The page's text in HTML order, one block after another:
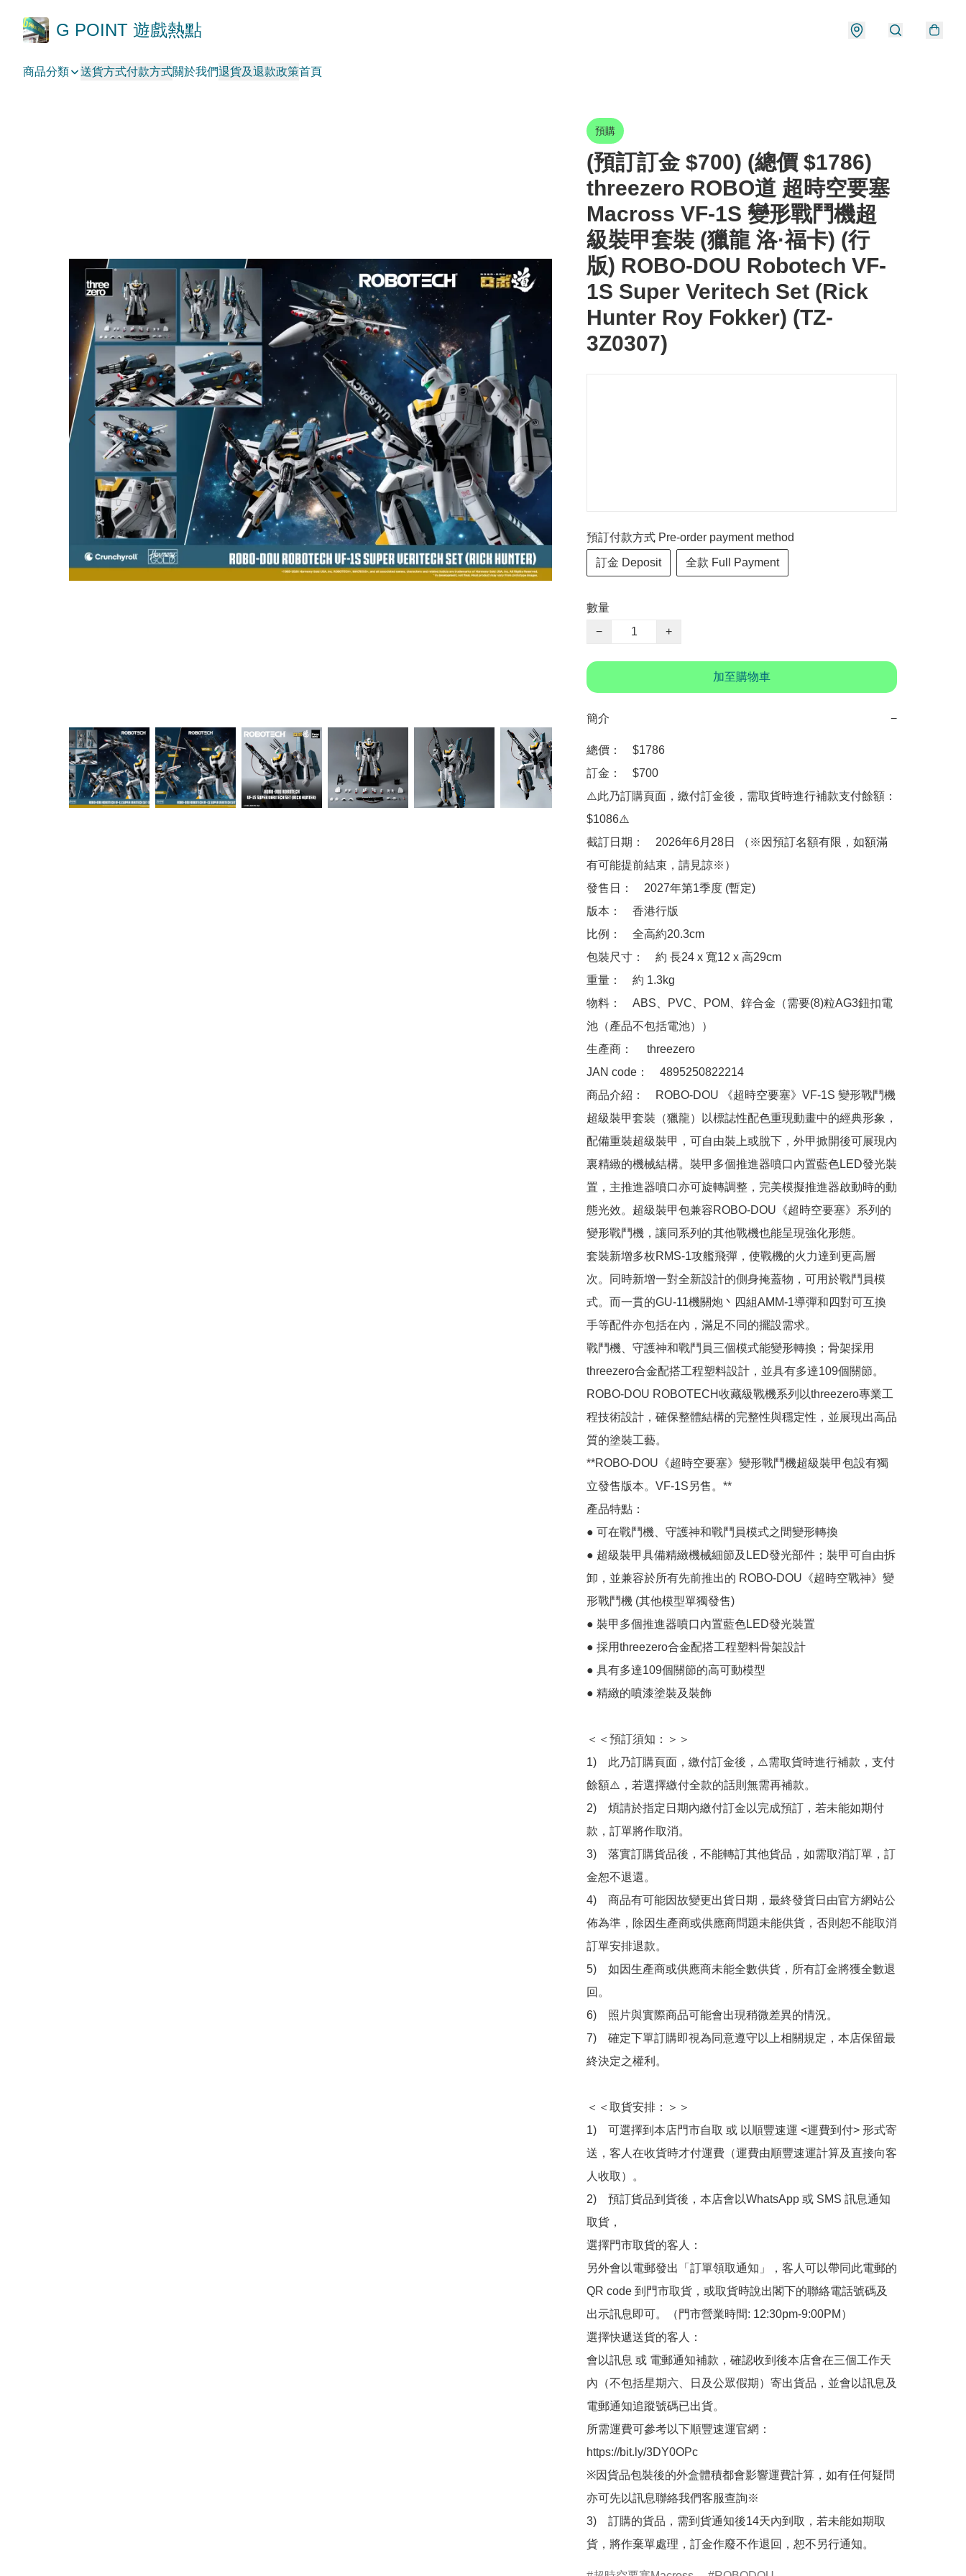
G POINT 遊戲熱點
商品分類 送貨方式付款方式關於我們退貨及退款政策首頁
預購
(預訂訂金 $700) (總價 $1786)
threezero ROBO道 超時空要塞
Macross VF-1S 變形戰鬥機超
級裝甲套裝 (獵龍 洛·福卡) (行
版) ROBO-DOU Robotech VF‐
1S Super Veritech Set (Rick
Hunter Roy Fokker) (TZ-
3Z0307)
預訂付款方式 Pre-order payment method
訂金 Deposit 全款 Full Payment
數量
−
+
加至購物車
簡介 −
總價：　$1786
訂金：　$700
⚠️此乃訂購頁面，繳付訂金後，需取貨時進行補款支付餘額：
$1086⚠️
截訂日期：　2026年6月28日 （※因預訂名額有限，如額滿
有可能提前結束，請見諒※）
發售日：　2027年第1季度 (暫定)
版本：　香港行版
比例：　全高約20.3cm
包裝尺寸：　約 長24 x 寬12 x 高29cm
重量：　約 1.3kg
物料：　ABS、PVC、POM、鋅合金（需要(8)粒AG3鈕扣電
池（產品不包括電池））
生產商：　 threezero
JAN code：　4895250822214
商品介紹：　ROBO-DOU 《超時空要塞》VF-1S 變形戰鬥機
超級裝甲套裝（獵龍）以標誌性配色重現動畫中的經典形象，
配備重裝超級裝甲，可自由裝上或脫下，外甲掀開後可展現內
裏精緻的機械結構。裝甲多個推進器噴口內置藍色LED發光裝
置，主推進器噴口亦可旋轉調整，完美模擬推進器啟動時的動
態光效。超級裝甲包兼容ROBO-DOU《超時空要塞》系列的
變形戰鬥機，讓同系列的其他戰機也能呈現強化形態。
套裝新增多枚RMS-1攻艦飛彈，使戰機的火力達到更高層
次。同時新增一對全新設計的側身掩蓋物，可用於戰鬥員模
式。而一貫的GU-11機關炮丶四組AMM-1導彈和四對可互換
手等配件亦包括在內，滿足不同的擺設需求。​
戰鬥機、守護神和戰鬥員三個模式能變形轉換；骨架採用
threezero合金配搭工程塑料設計，並具有多達109個關節。
ROBO-DOU ROBOTECH收藏級戰機系列以threezero專業工
程技術設計，確保整體結構的完整性與穩定性，並展現出高品
質的塗裝工藝。
**ROBO-DOU《超時空要塞》變形戰鬥機超級裝甲包設有獨
立發售版本。VF-1S另售。**
產品特點：
● 可在戰鬥機、守護神和戰鬥員模式之間變形轉換
● 超級裝甲具備精緻機械細節及LED發光部件；裝甲可自由拆
卸，並兼容於所有先前推出的 ROBO-DOU《超時空戰神》變
形戰鬥機 (其他模型單獨發售)
● 裝甲多個推進器噴口內置藍色LED發光裝置
● 採用threezero合金配搭工程塑料骨架設計
● 具有多達109個關節的高可動模型
● 精緻的噴漆塗裝及裝飾
＜＜預訂須知：＞＞
1)　此乃訂購頁面，繳付訂金後，⚠️需取貨時進行補款，支付
餘額⚠️，若選擇繳付全款的話則無需再補款。
2)　煩請於指定日期內繳付訂金以完成預訂，若未能如期付
款，訂單將作取消。
3)　落實訂購貨品後，不能轉訂其他貨品，如需取消訂單，訂
金恕不退還。
4)　商品有可能因故變更出貨日期，最終發貨日由官方網站公
佈為準，除因生產商或供應商問題未能供貨，否則恕不能取消
訂單安排退款。
5)　如因生產商或供應商未能全數供貨，所有訂金將獲全數退
回。
6)　照片與實際商品可能會出現稍微差異的情況。
7)　確定下單訂購即視為同意遵守以上相關規定，本店保留最
終決定之權利。
＜＜取貨安排：＞＞
1)　可選擇到本店門市自取 或 以順豐速運 <運費到付> 形式寄
送，客人在收貨時才付運費（運費由順豐速運計算及直接向客
人收取）。
2)　預訂貨品到貨後，本店會以WhatsApp 或 SMS 訊息通知
取貨，
選擇門市取貨的客人：
另外會以電郵發出「訂單領取通知」，客人可以帶同此電郵的
QR code 到門市取貨，或取貨時說出閣下的聯絡電話號碼及
出示訊息即可。（門市營業時間: 12:30pm-9:00PM）
選擇快遞送貨的客人：
會以訊息 或 電郵通知補款，確認收到後本店會在三個工作天
內（不包括星期六、日及公眾假期）寄出貨品，並會以訊息及
電郵通知追蹤號碼已出貨。
所需運費可參考以下順豐速運官網：
https://bit.ly/3DY0OPc
※因貨品包裝後的外盒體積都會影響運費計算，如有任何疑問
亦可先以訊息聯絡我們客服查詢※
3)　訂購的貨品，需到貨通知後14天內到取，若未能如期取
貨，將作棄單處理，訂金作廢不作退回，恕不另行通知。